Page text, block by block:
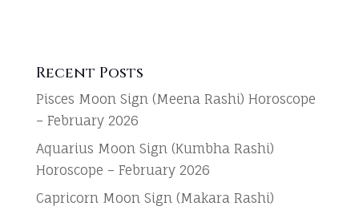
Recent Posts
Pisces Moon Sign (Meena Rashi) Horoscope
– February 2026
Aquarius Moon Sign (Kumbha Rashi)
Horoscope – February 2026
Capricorn Moon Sign (Makara Rashi)